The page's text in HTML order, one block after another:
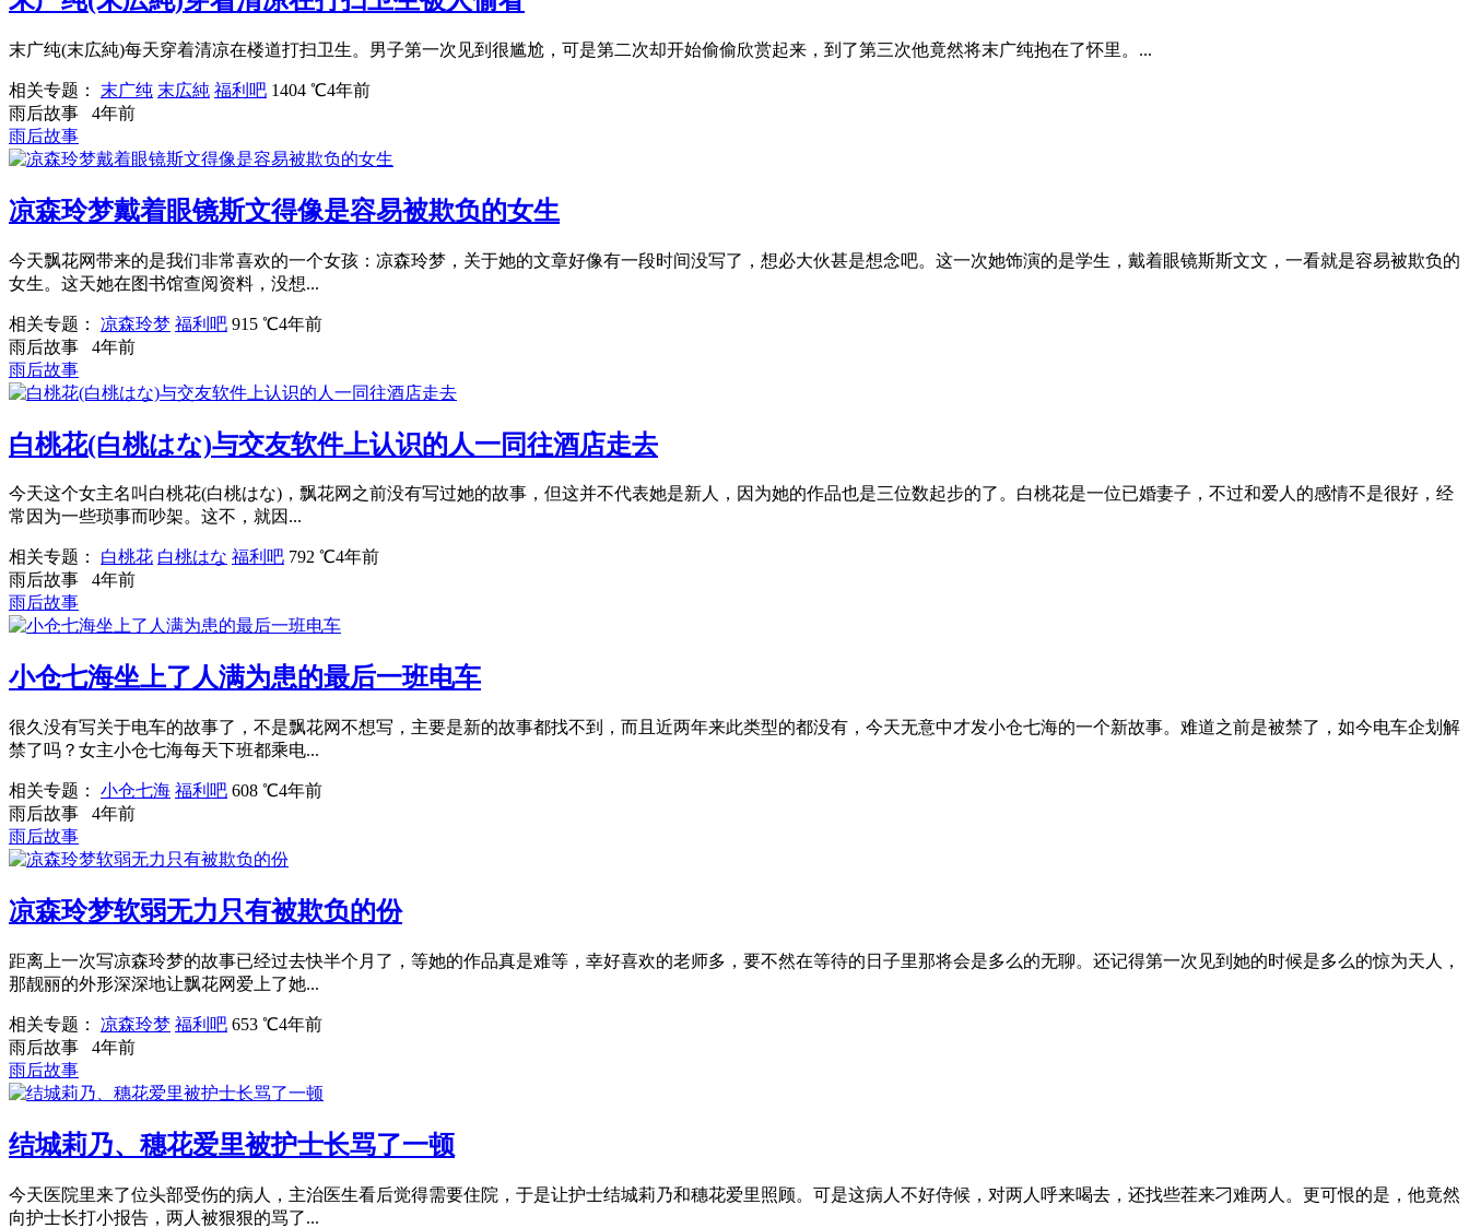
末广纯(末広純)每天穿着清凉在楼道打扫卫生。男子第一次见到很尴尬，可是第二次却开始偷偷欣赏起来，到了第三次他竟然将末广纯抱在了怀里。...
相关专题： 末广纯 末広純 福利吧 1404 ℃4年前
雨后故事
4年前
雨后故事
凉森玲梦戴着眼镜斯文得像是容易被欺负的女生
今天飘花网带来的是我们非常喜欢的一个女孩：凉森玲梦，关于她的文章好像有一段时间没写了，想必大伙甚是想念吧。这一次她饰演的是学生，戴着眼镜斯斯文文，一看就是容易被欺负的
女生。这天她在图书馆查阅资料，没想...
相关专题： 凉森玲梦 福利吧 915 ℃4年前
雨后故事
4年前
雨后故事
白桃花(白桃はな)与交友软件上认识的人一同往酒店走去
今天这个女主名叫白桃花(白桃はな)，飘花网之前没有写过她的故事，但这并不代表她是新人，因为她的作品也是三位数起步的了。白桃花是一位已婚妻子，不过和爱人的感情不是很好，经
常因为一些琐事而吵架。这不，就因...
相关专题： 白桃花 白桃はな 福利吧 792 ℃4年前
雨后故事
4年前
雨后故事
小仓七海坐上了人满为患的最后一班电车
很久没有写关于电车的故事了，不是飘花网不想写，主要是新的故事都找不到，而且近两年来此类型的都没有，今天无意中才发小仓七海的一个新故事。难道之前是被禁了，如今电车企划解
禁了吗？女主小仓七海每天下班都乘电...
相关专题： 小仓七海 福利吧 608 ℃4年前
雨后故事
4年前
雨后故事
凉森玲梦软弱无力只有被欺负的份
距离上一次写凉森玲梦的故事已经过去快半个月了，等她的作品真是难等，幸好喜欢的老师多，要不然在等待的日子里那将会是多么的无聊。还记得第一次见到她的时候是多么的惊为天人，
那靓丽的外形深深地让飘花网爱上了她...
相关专题： 凉森玲梦 福利吧 653 ℃4年前
雨后故事
4年前
雨后故事
结城莉乃、穗花爱里被护士长骂了一顿
今天医院里来了位头部受伤的病人，主治医生看后觉得需要住院，于是让护士结城莉乃和穗花爱里照顾。可是这病人不好侍候，对两人呼来喝去，还找些茬来刁难两人。更可恨的是，他竟然
向护士长打小报告，两人被狠狠的骂了...